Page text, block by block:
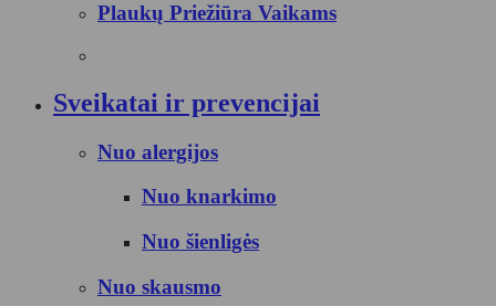
Plaukų Priežiūra Vaikams
Sveikatai ir prevencijai
Nuo alergijos
Nuo knarkimo
Nuo šienligės
Nuo skausmo